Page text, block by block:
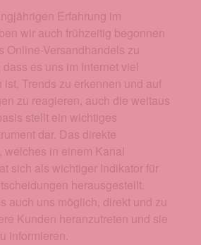
Erfahrung im
wir auch frühzeitig begonnen
Online-Versandhandels zu
es uns im Internet viel
Trends zu erkennen und auf
zu reagieren, auch die weitaus
stellt ein wichtiges
dar. Das direkte
welches in einem Kanal
sich als wichtiger Indikator für
herausgestellt.
auch uns möglich, direkt und zu
Kunden heranzutreten und sie
informieren.